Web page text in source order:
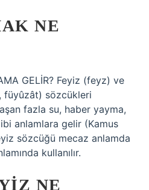
NE
GELİR? Feyiz (feyz) ve
füyûzât) sözcükleri
fazla su, haber yayma,
anlamlara gelir (Kamus
sözcüğü mecaz anlamda
kullanılır.
NE